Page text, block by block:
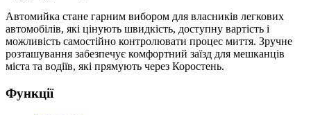
Автомийка стане гарним вибором для власників легкових
автомобілів, які цінують швидкість, доступну вартість і
можливість самостійно контролювати процес миття. Зручне
розташування забезпечує комфортний заїзд для мешканців
міста та водіїв, які прямують через Коростень.
Функції